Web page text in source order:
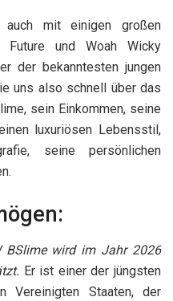
mit einigen großen
Future und Woah Wicky
der bekanntesten jungen
uns also schnell über das
sein Einkommen, seine
luxuriösen Lebensstil,
seine persönlichen
BSlime wird im Jahr 2026
Er ist einer der jüngsten
Vereinigten Staaten, der